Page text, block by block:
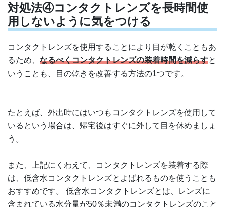
対処法④コンタクトレンズを長時間使
用しないように気をつける
コンタクトレンズを使用することにより目が乾くこともあ
るため、 なるべくコンタクトレンズの装着時間を減らすと
いうことも、目の乾きを改善する方法の1つです。
たとえば、外出時にはいつもコンタクトレンズを使用して
いるという場合は、帰宅後はすぐに外して目を休めましょ
う。
また、上記にくわえて、コンタクトレンズを装着する際
は、低含水コンタクトレンズとよばれるものを使うことも
おすすめです。 低含水コンタクトレンズとは、レンズに
含まれている水分量が50％未満のコンタクトレンズのこと